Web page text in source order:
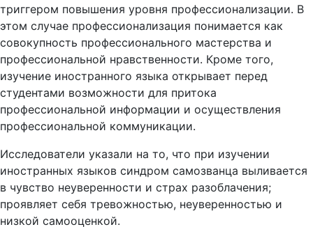
этом случае профессионализация понимается как
совокупность профессионального мастерства и
профессиональной нравственности. Кроме того,
изучение иностранного языка открывает перед
студентами возможности для притока
профессиональной информации и осуществления
профессиональной коммуникации.
Исследователи указали на то, что при изучении
иностранных языков синдром самозванца выливается
в чувство неуверенности и страх разоблачения;
проявляет себя тревожностью, неуверенностью и
низкой самооценкой.